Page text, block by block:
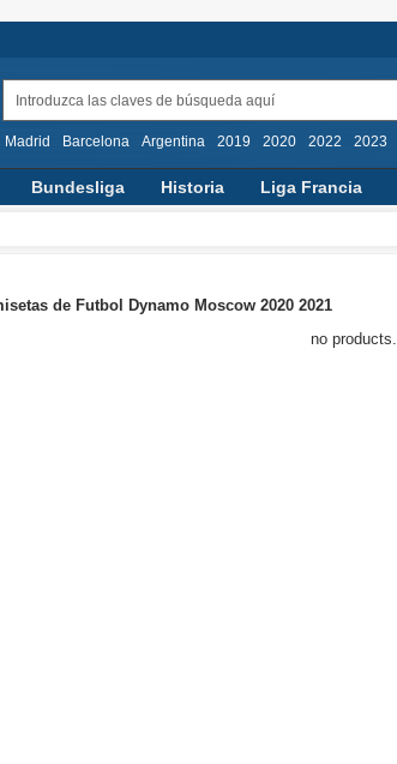
Madrid Barcelona Argentina 2019 2020 2022 2023
Bundesliga Historia Liga Francia
de Futbol Dynamo Moscow 2020 2021
no products.